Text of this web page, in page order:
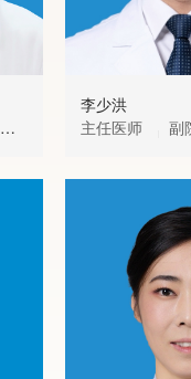
李少洪
主任医师
副院长